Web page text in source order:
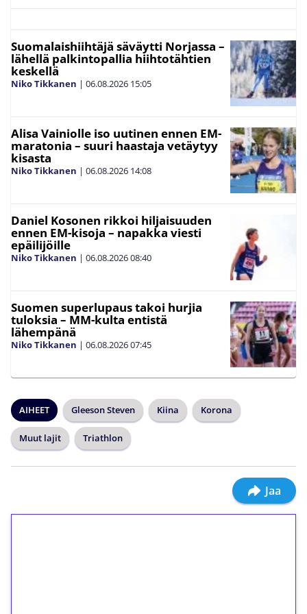
Suomalaishiihtäjä säväytti Norjassa –
lähellä palkintopallia hiihtotähtien
keskellä
Niko Tikkanen | 06.08.2026 15:05
Alisa Vainiolle iso uutinen ennen EM-
maratonia – suuri haastaja vetäytyy
kisasta
Niko Tikkanen | 06.08.2026 14:08
Daniel Kosonen rikkoi hiljaisuuden
ennen EM-kisoja – napakka viesti
epäilijöille
Niko Tikkanen | 06.08.202608:40
Suomen superlupaus takoi hurjia
tuloksia – MM-kulta entistä
lähempänä
Niko Tikkanen | 06.08.202607:45
AIHEET Gleeson Steven Kiina Korona
Muut lajit Triathlon
Jaa